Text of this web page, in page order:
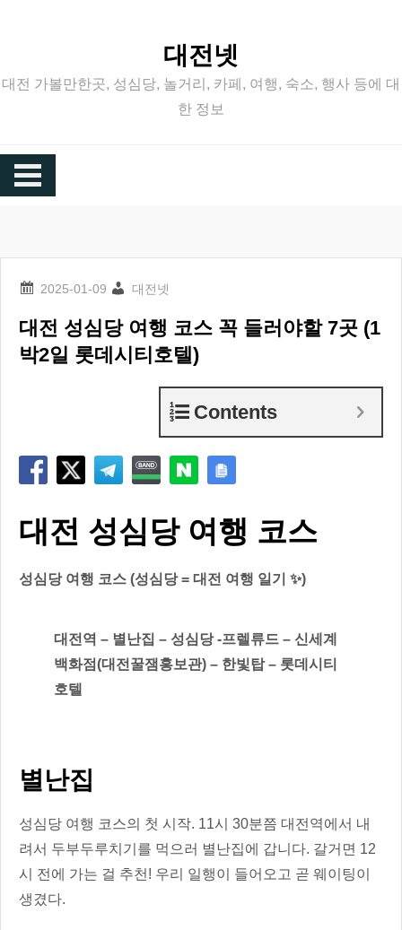
대전넷
대전 가볼만한곳, 성심당, 놀거리, 카페, 여행, 숙소, 행사 등에 대
한 정보
대전넷
대전 성심당 여행 코스 꼭 들러야할 7곳 (1
박2일 롯데시티호텔)
Contents
대전 성심당 여행 코스
성심당 여행 코스 (성심당 = 대전 여행 일기 ✨)
대전역 – 별난집 – 성심당 -프렐류드 – 신세계
백화점(대전꿀잼홍보관) – 한빛탑 – 롯데시티
호텔
별난집
성심당 여행 코스의 첫 시작. 11시 30분쯤 대전역에서 내
려서 두부두루치기를 먹으러 별난집에 갑니다. 갈거면 12
시 전에 가는 걸 추천! 우리 일행이 들어오고 곧 웨이팅이
생겼다.